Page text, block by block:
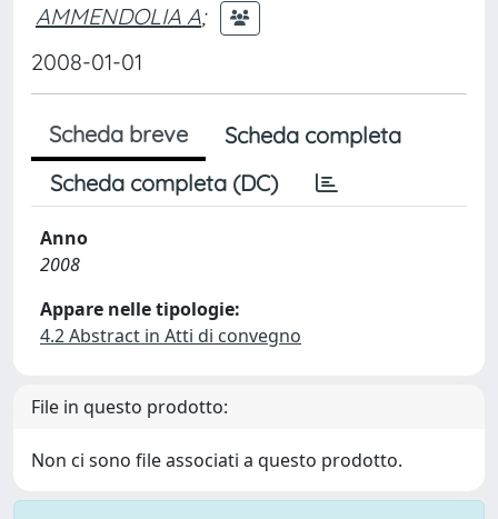
AMMENDOLIA A;
2008-01-01
Scheda breve
Scheda completa
Scheda completa (DC)
Anno
2008
Appare nelle tipologie:
4.2 Abstract in Atti di convegno
File in questo prodotto:
Non ci sono file associati a questo prodotto.